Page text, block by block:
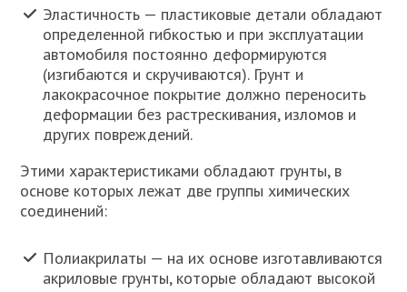
Эластичность — пластиковые детали обладают
определенной гибкостью и при эксплуатации
автомобиля постоянно деформируются
(изгибаются и скручиваются). Грунт и
лакокрасочное покрытие должно переносить
деформации без растрескивания, изломов и
других повреждений.
Этими характеристиками обладают грунты, в
основе которых лежат две группы химических
соединений:
Полиакрилаты — на их основе изготавливаются
акриловые грунты, которые обладают высокой